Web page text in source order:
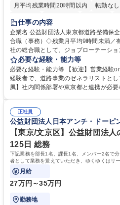
月平均残業時間20時間以内
転勤なし
研修あり
退職金あり
駅近5分以内
資格取得手当あり 食
仕事の内容
企業名 公益財団法人東京都道路整備保全公社 求人名 【都庁グ
合職（事務）◇残業月平均9時間未満／有給年平
社の総合職として、ジョブローテーシ
等のフロント部門の部署等幅広い部署
制度やキャリア支援が充実しております！ ※下記
管理部門：広報、人事、経理など当公
門：駐車場の新規開拓、管理運営、新
道路施設や道路工事現場の見学ツアー
へ配属。※業務内容変更の範囲：会社の定める業務 募集
ープ】総合職（事務）◇残業月平均9時
必要な経験・能力等
必要な経験・能力等 【歓迎】営業経験
経験者で、道路事業のゼネラリストと
風】社内関係部署や東京都と連携が必
部門など多岐に渡る業務を経験できます
事業の他、新宿駅西口広場内に設置され
イン」の管理運営を行うなど、事業収
います。 学歴・資格 学歴：大学院 大学 高専 短大 専修学校 高校 語学力：
資格：
正社員
公益財団法人日本アンチ・ドーピ
【東京/文京区】公益財団法
125日 総務
下記業務を部長1名、課長1名、メンバー2名で
者として業務を覚えていただき、ゆくゆくはリ
躍いただくことを期待しています。
月給
27万円～35万円
勤務地